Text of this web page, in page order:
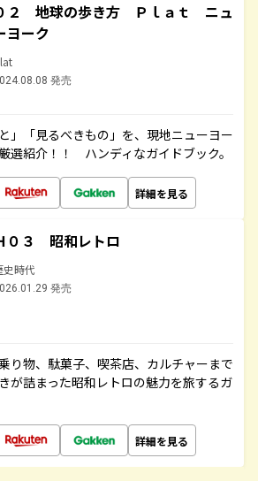
２ 地球の歩き方 Ｐｌａｔ ニュ
ヨーク
発売
」「見るべきもの」を、現地ニューヨー
選紹介！！ ハンディなガイドブック。
詳細を見る
０３ 昭和レトロ
史時代
発売
り物、駄菓子、喫茶店、カルチャーまで
が詰まった昭和レトロの魅力を旅するガ
詳細を見る